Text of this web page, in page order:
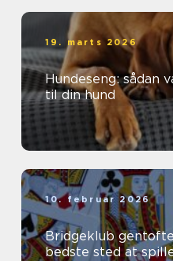
19. marts 2026
Hundeseng: sådan
til din hund
10. februar 2026
Bridgeklub gentofte sådan finder du
bedste sted at